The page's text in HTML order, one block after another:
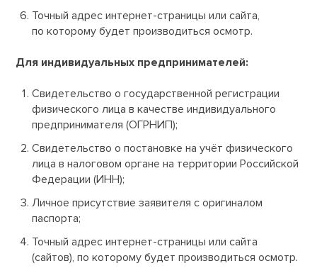
Точный адрес интернет-страницы или сайта,
по которому будет производиться осмотр.
Для индивидуальных предпринимателей:
Свидетельство о государственной регистрации
физического лица в качестве индивидуального
предпринимателя (ОГРНИП);
Свидетельство о постановке на учёт физического
лица в налоговом органе на территории Российской
Федерации (ИНН);
Личное присутствие заявителя с оригиналом
паспорта;
Точный адрес интернет-страницы или сайта
(сайтов), по которому будет производиться осмотр.